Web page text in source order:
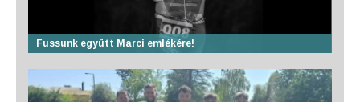
Fussunk együtt Marci emlékére!